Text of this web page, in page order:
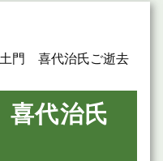
門 喜代治氏ご逝去
代治氏